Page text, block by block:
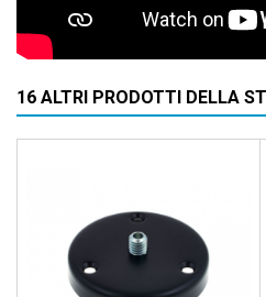
16 ALTRI PRODOTTI DELLA